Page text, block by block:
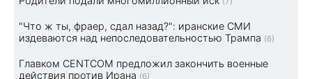
"Что ж ты, фраер, сдал назад?": иранские СМИ
издеваются над непоследовательностью Трампа (6)
Главком CENTCOM предложил закончить военные
действия против Ирана (6)